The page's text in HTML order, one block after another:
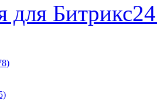
для Битрикс24